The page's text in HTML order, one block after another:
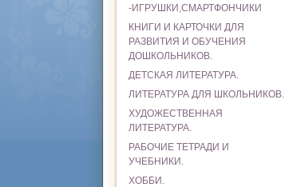
-ИГРУШКИ,СМАРТФОНЧИКИ
КНИГИ И КАРТОЧКИ ДЛЯ
РАЗВИТИЯ И ОБУЧЕНИЯ
ДОШКОЛЬНИКОВ.
ДЕТСКАЯ ЛИТЕРАТУРА.
ЛИТЕРАТУРА ДЛЯ ШКОЛЬНИКОВ.
ХУДОЖЕСТВЕННАЯ
ЛИТЕРАТУРА.
РАБОЧИЕ ТЕТРАДИ И
УЧЕБНИКИ.
ХОББИ.